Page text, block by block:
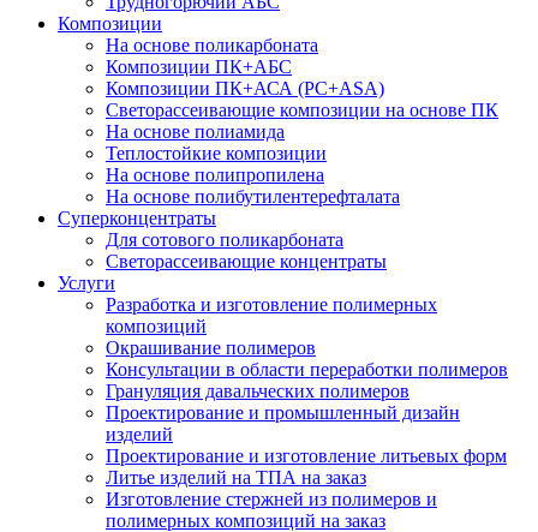
Композиции
На основе поликарбоната
Композиции ПК+АБС
Композиции ПК+АСА (PC+ASA)
Светорассеивающие композиции на основе ПК
На основе полиамида
Теплостойкие композиции
На основе полипропилена
На основе полибутилентерефталата
Суперконцентраты
Для сотового поликарбоната
Светорассеивающие концентраты
Услуги
Разработка и изготовление полимерных
композиций
Окрашивание полимеров
Консультации в области переработки полимеров
Грануляция давальческих полимеров
Проектирование и промышленный дизайн
изделий
Проектирование и изготовление литьевых форм
Литье изделий на ТПА на заказ
Изготовление стержней из полимеров и
полимерных композиций на заказ